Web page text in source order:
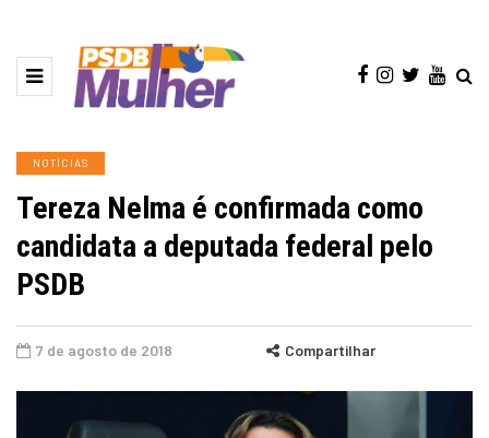
NOTÍCIAS
Tereza Nelma é confirmada como
candidata a deputada federal pelo
PSDB
7 de agosto de 2018 Compartilhar